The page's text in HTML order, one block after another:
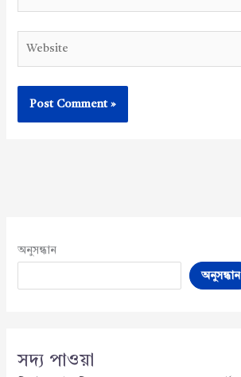
অনুসন্ধান
অনুসন্ধান
সদ্য পাওয়া